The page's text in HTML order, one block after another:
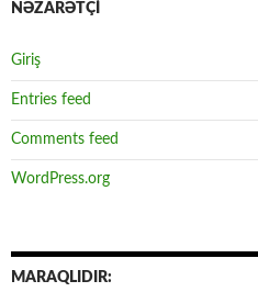
NƏZARƏTÇİ
Giriş
Entries feed
Comments feed
WordPress.org
MARAQLIDIR: